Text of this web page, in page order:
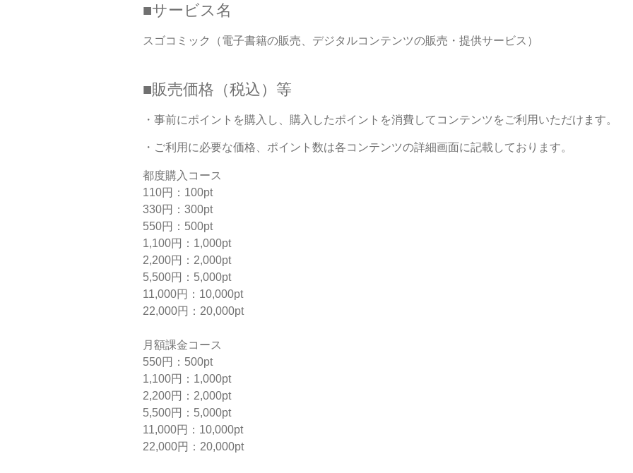
■サービス名
スゴコミック（電子書籍の販売、デジタルコンテンツの販売・提供サービス）
■販売価格（税込）等
・事前にポイントを購入し、購入したポイントを消費してコンテンツをご利用いただけます。
・ご利用に必要な価格、ポイント数は各コンテンツの詳細画面に記載しております。
都度購入コース
110円：100pt
330円：300pt
550円：500pt
1,100円：1,000pt
2,200円：2,000pt
5,500円：5,000pt
11,000円：10,000pt
22,000円：20,000pt
月額課金コース
550円：500pt
1,100円：1,000pt
2,200円：2,000pt
5,500円：5,000pt
11,000円：10,000pt
22,000円：20,000pt